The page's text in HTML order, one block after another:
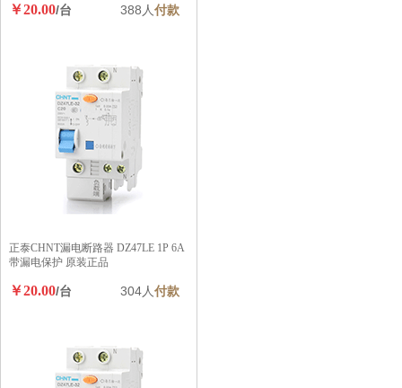
￥20.00/台 388人付款
正泰CHNT漏电断路器 DZ47LE 1P 6A
带漏电保护 原装正品
￥20.00/台 304人付款